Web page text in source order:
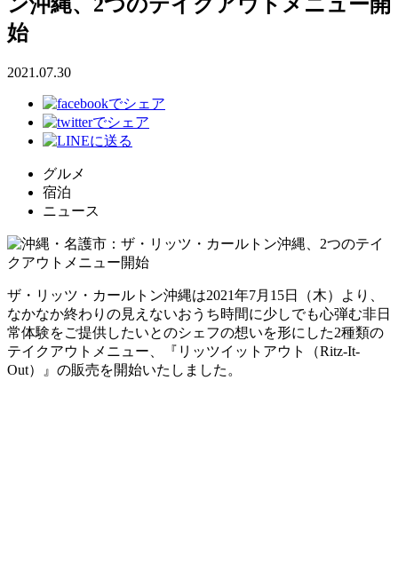
始
2021.07.30
グルメ
宿泊
ニュース
ザ・リッツ・カールトン沖縄は2021年7月15日（木）より、
なかなか終わりの見えないおうち時間に少しでも心弾む非日
常体験をご提供したいとのシェフの想いを形にした2種類の
テイクアウトメニュー、『リッツイットアウト（Ritz-It-
Out）』の販売を開始いたしました。